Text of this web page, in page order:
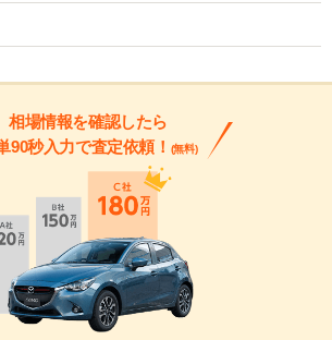
相場情報を確認したら
90秒入力で査定依頼！ (無料)